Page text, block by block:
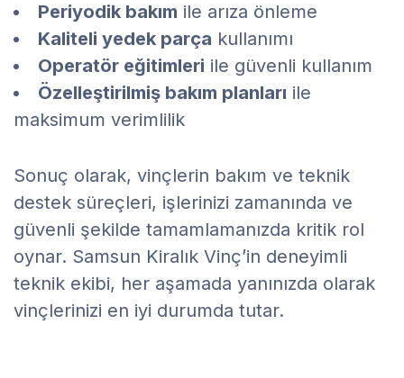
Periyodik bakım ile arıza önleme
Kaliteli yedek parça kullanımı
Operatör eğitimleri ile güvenli kullanım
Özelleştirilmiş bakım planları ile
maksimum verimlilik
Sonuç olarak, vinçlerin bakım ve teknik
destek süreçleri, işlerinizi zamanında ve
güvenli şekilde tamamlamanızda kritik rol
oynar. Samsun Kiralık Vinç’in deneyimli
teknik ekibi, her aşamada yanınızda olarak
vinçlerinizi en iyi durumda tutar.